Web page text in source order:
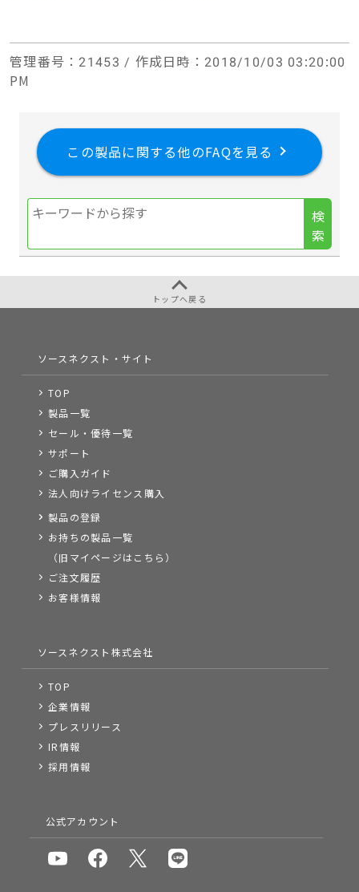
管理番号 ：21453 / 作成日時 ：2018/10/03 03:20:00
PM
この製品に関する他のFAQを見る
検
索
トップへ戻る
ソースネクスト・サイト
TOP
製品一覧
セール・優待一覧
サポート
ご購入ガイド
法人向けライセンス購入
製品の登録
お持ちの製品一覧
（旧マイページはこちら）
ご注文履歴
お客様情報
ソースネクスト株式会社
TOP
企業情報
プレスリリース
IR情報
採用情報
公式アカウント